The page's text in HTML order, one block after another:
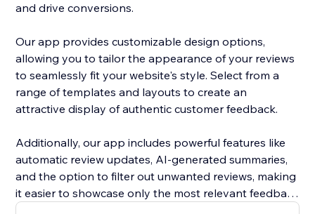
and drive conversions.
Our app provides customizable design options,
allowing you to tailor the appearance of your reviews
to seamlessly fit your website's style. Select from a
range of templates and layouts to create an
attractive display of authentic customer feedback.
Additionally, our app includes powerful features like
automatic review updates, AI-generated summaries,
and the option to filter out unwanted reviews, making
it easier to showcase only the most relevant feedback